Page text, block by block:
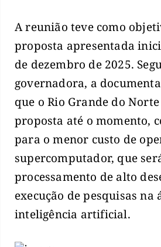
A reunião teve como
proposta apresentada
de dezembro de 2025.
governadora, a
que o Rio Grande do
proposta até o momento,
para o menor custo de
supercomputador, que
processamento de alto
execução de pesquisas na
inteligência artificial.